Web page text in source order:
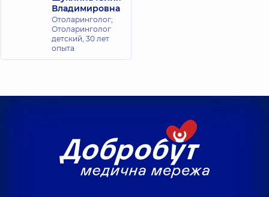
Владимировна
Отоларинголог;
Отоларинголог
детский, 30 лет
опыта